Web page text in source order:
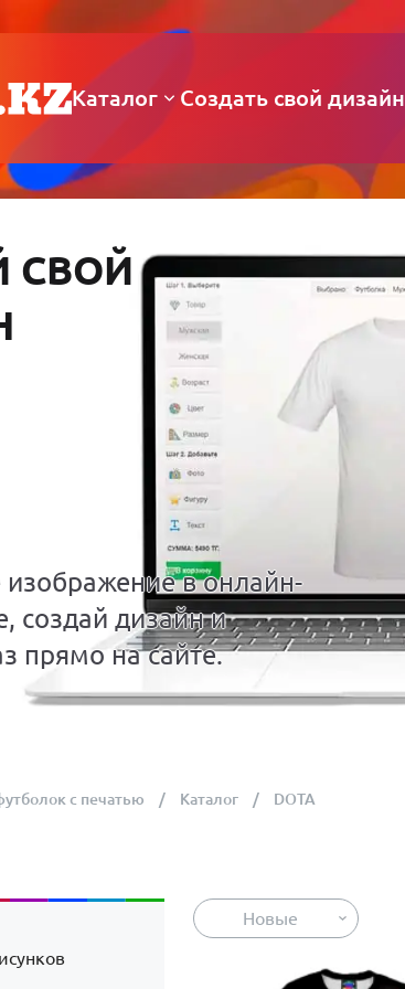
Каталог Создать свой дизайн
СВОЙ
изображение в онлайн-
создай дизайн и
прямо на сайте.
с печатью Каталог DOTA
Новые